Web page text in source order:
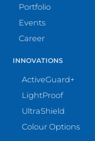
Portfolio
Events
Career
INNOVATIONS
ActiveGuard+
LightProof
UltraShield
Colour Options